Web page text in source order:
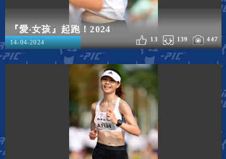
『愛‧女孩』起跑！2024
447
139
13
14-04-2024